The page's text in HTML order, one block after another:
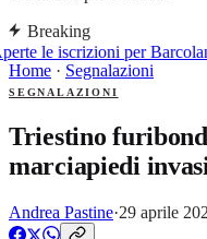
Breaking
le iscrizioni per
Home · Segnalazioni
SEGNALAZIONI
Triestino
marciapiedi
Andrea Pastine·29 aprile